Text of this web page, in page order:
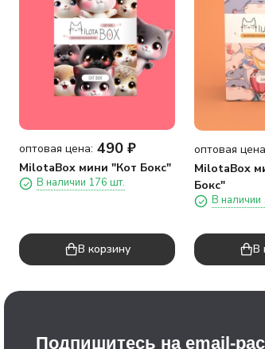
оптовая цена: 490 ₽
MilotaBox мини "Кот Бокс"
В наличии 176 шт.
В корзину
оптовая
MilotaBox
Бокс"
В наличии
В
Подпишитесь на email-